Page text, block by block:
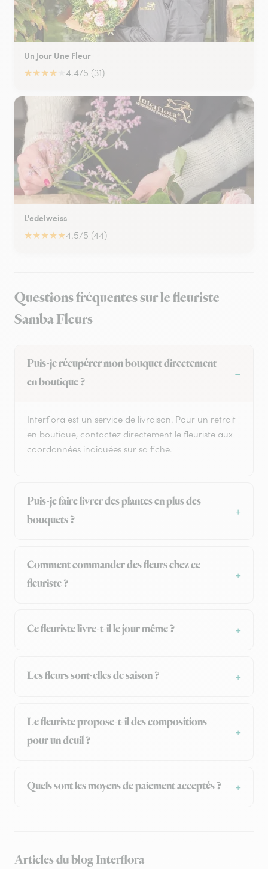
Un Jour Une Fleur
★★★★ 4.4/5 (31)
L'edelweiss
★★★★★4.5/5 (44)
Questions fréquentes sur le fleuriste
Samba Fleurs
Puis-je récupérer mon bouquet directement
en boutique ?
Interflora est un service de livraison. Pour un retrait
en boutique, contactez directement le fleuriste aux
coordonnées indiquées sur sa fiche.
Puis-je faire livrer des plantes en plus des
bouquets ?
Comment commander des fleurs chez ce
fleuriste ?
Ce fleuriste livre-t-il le jour même ?
Les fleurs sont-elles de saison ?
Le fleuriste propose-t-il des compositions
pour un deuil ?
Quels sont les moyens de paiement acceptés ?
Articles du blog Interflora